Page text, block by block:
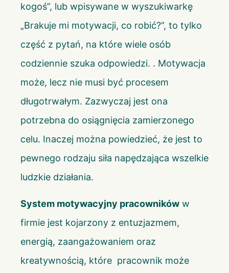
kogoś”, lub wpisywane w wyszukiwarkę
„Brakuje mi motywacji, co robić?”, to tylko
część z pytań, na które wiele osób
codziennie szuka odpowiedzi. . Motywacja
może, lecz nie musi być procesem
długotrwałym. Zazwyczaj jest ona
potrzebna do osiągnięcia zamierzonego
celu. Inaczej można powiedzieć, że jest to
pewnego rodzaju siła napędzająca wszelkie
ludzkie działania.
System motywacyjny pracowników w
firmie jest kojarzony z entuzjazmem,
energią, zaangażowaniem oraz
kreatywnością, które pracownik może